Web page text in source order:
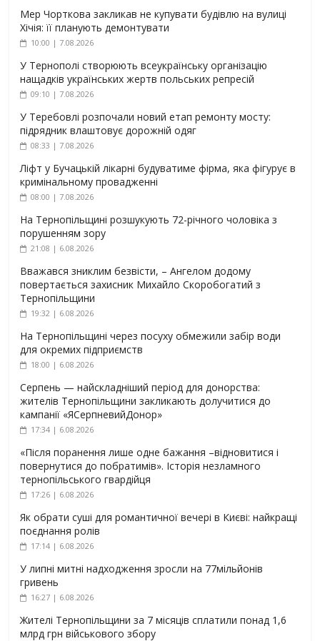
Мер Чорткова закликав не купувати будівлю на вулиці
Хічія: її планують демонтувати
10:00 | 7.08.2026
У Тернополі створюють всеукраїнську організацію
нащадків українських жертв польських репресій
09:10 | 7.08.2026
У Теребовлі розпочали новий етап ремонту мосту:
підрядник влаштовує дорожній одяг
08:33 | 7.08.2026
Ліфт у Бучацькій лікарні будуватиме фірма, яка фігурує в
кримінальному провадженні
08:00 | 7.08.2026
На Тернопільщині розшукують 72-річного чоловіка з
порушенням зору
21:08 | 6.08.2026
Вважався зниклим безвісти, – Ангелом додому
повертається захисник Михайло Скоробогатий з
Тернопільщини
19:32 | 6.08.2026
На Тернопільщині через посуху обмежили забір води
для окремих підприємств
18:00 | 6.08.2026
Серпень — найскладніший період для донорства:
жителів Тернопільщини закликають долучитися до
кампанії «ЯСерпневийДонор»
17:34 | 6.08.2026
«Після поранення лише одне бажання –відновитися і
повернутися до побратимів». Історія незламного
тернопільського гвардійця
17:26 | 6.08.2026
Як обрати суші для романтичної вечері в Києві: найкращі
поєднання ролів
17:14 | 6.08.2026
У липні митні надходження зросли на 77мільйонів
гривень
16:27 | 6.08.2026
Жителі Тернопільщини за 7 місяців сплатили понад 1,6
млрд грн військового збору